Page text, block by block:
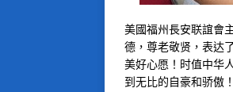
美國福州長安联誼會
德，尊老敬贤，表达
美好心愿！时值中华
到无比的自豪和骄傲